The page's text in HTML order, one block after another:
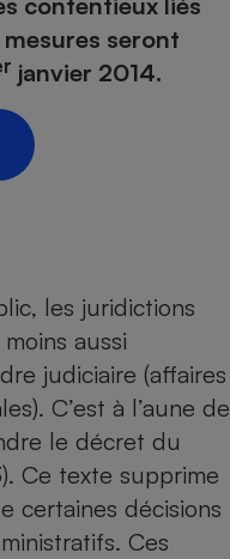
seront
janvier 2014.
les juridictions
aussi
judiciaire (affaires
C’est à l’aune de
le décret du
Ce texte supprime
certaines décisions
Ces
- Hygiène
Supermarché - Drive
- Crédit
Epargne - Fiscalité
Mutuelle
routière
technique -
Moto
Comparateur auto
Supermarché - Drive
Comparatif
Comparatif plaque à
Comparatif aspirateur
cafetière
robot cuiseur
centrale
électroménager
Comparatif casque audio
Comparatif barre de son
Comparatif tablette
et son
Crédit immobilier
Comparatif tondeuse
Comparatif poêle à
- Jardinage
d'entretien
domestique
de santé -
Maison de retraite
Retraite
le débit de votre